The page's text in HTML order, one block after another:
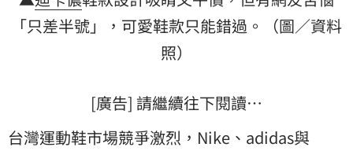
「只差半號」，可愛鞋款只能錯過。（圖／資料
照）
[廣告] 請繼續往下閱讀…
台灣運動鞋市場競爭激烈，Nike、adidas與